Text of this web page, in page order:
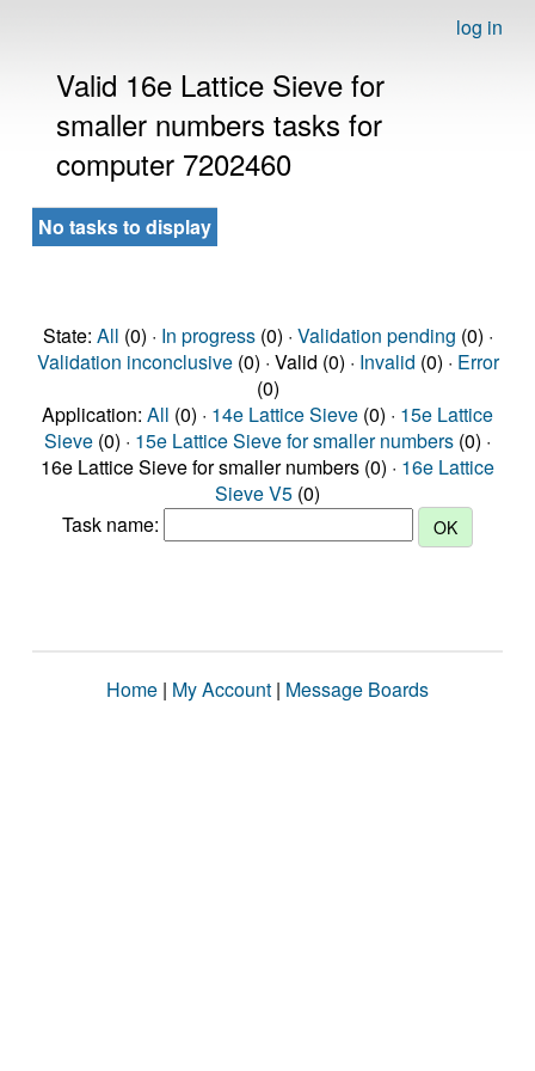
log in
Valid 16e Lattice Sieve for
smaller numbers tasks for
computer 7202460
No tasks to display
State: All (0) · In progress(0) · Validation pending (0) ·
Validation inconclusive(0) · Valid (0) · Invalid (0) · Error
(0)
Application: All (0) · 14e Lattice Sieve (0) · 15e Lattice
Sieve (0) · 15e Lattice Sieve for smaller numbers (0) ·
16e Lattice Sieve for smaller numbers (0) · 16e Lattice
Sieve V5 (0)
Task name:
Home | My Account | Message Boards